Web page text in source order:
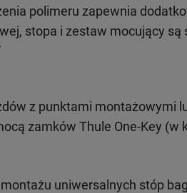
polimeru zapewnia
stopa i zestaw mocujący
z punktami montażowymi
zamków Thule One-Key (w
uniwersalnych stóp